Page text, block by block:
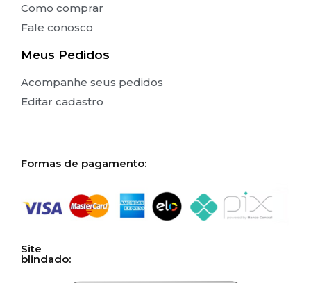
Como comprar
Fale conosco
Meus Pedidos
Acompanhe seus pedidos
Editar cadastro
Formas de pagamento:
Site
blindado: